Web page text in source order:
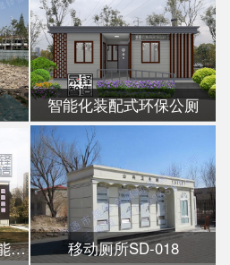
智能化装配式环保公厕
新型装配式移动环保智能公厕 移动厕所SD-018